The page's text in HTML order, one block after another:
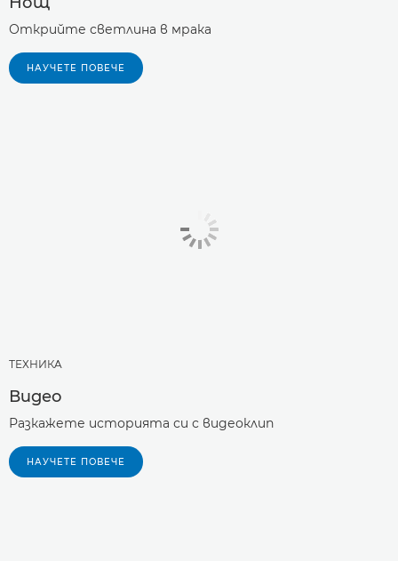
Открийте светлина в мрака
НАУЧЕТЕ ПОВЕЧЕ
ТЕХНИКA
Видео
Разкажете историята си с видеоклип
НАУЧЕТЕ ПОВЕЧЕ